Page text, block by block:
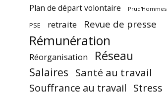
Plan de départ volontaire Prud'Hommes
PSE retraite Revue de presse
Rémunération
Réorganisation Réseau
Salaires Santé au travail
Souffrance au travail Stress